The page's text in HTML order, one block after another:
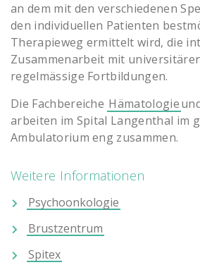
an dem mit den verschiedenen
den individuellen Patienten
Therapieweg ermittelt wird, die
Zusammenarbeit mit
regelmässige Fortbildungen.
Die Fachbereiche Hämatologie
arbeiten im Spital Langenthal im
Ambulatorium eng zusammen.
Weitere Informationen
Psychoonkologie
Brustzentrum
Spitex